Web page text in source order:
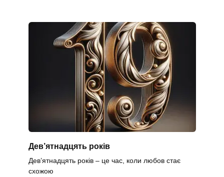
Дев’ятнадцять років
Дев’ятнадцять років – це час, коли любов стає
схожою